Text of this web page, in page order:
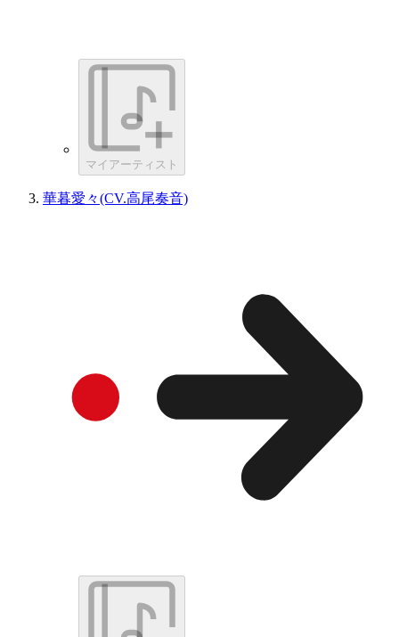
マイアーティスト
華暮愛々(CV.高尾奏音)